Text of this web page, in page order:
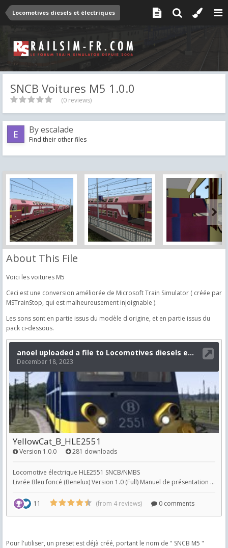
Locomotives diesels et électriques
SNCB Voitures M5 1.0.0
(0 reviews)
Byescalade
Find their other files
About This File
Voici les voitures M5
Ceci est une conversion améliorée de Microsoft Train Simulator ( créée par
MSTrainStop, qui est malheureusement injoignable ).
Les sons sont en partie issus du modèle d'origine, et en partie issus du
pack ci-dessous.
Pour l'utiliser, un preset est déjà créé, portant le nom de " SNCB M5 "